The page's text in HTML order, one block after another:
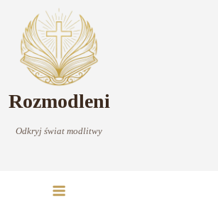
Rozmodleni
Odkryj świat modlitwy